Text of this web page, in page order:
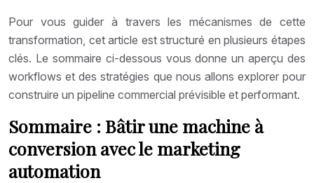
Pour vous guider à travers les mécanismes de cette
transformation, cet article est structuré en plusieurs étapes
clés. Le sommaire ci-dessous vous donne un aperçu des
workflows et des stratégies que nous allons explorer pour
construire un pipeline commercial prévisible et performant.
Sommaire : Bâtir une machine à
conversion avec le marketing
automation